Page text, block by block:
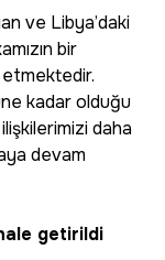
ve Libya’daki
bir
etmektedir.
kadar olduğu
daha
devam
getirildi